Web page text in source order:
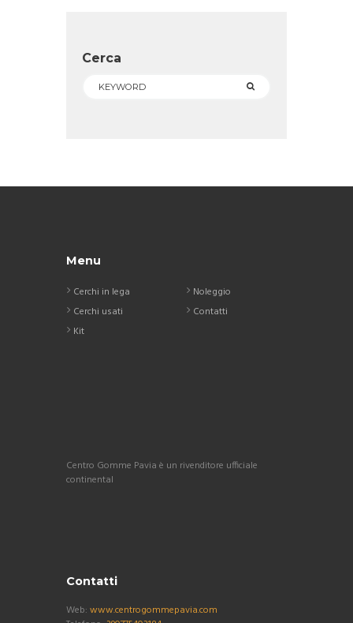
Cerca
Menu
Cerchi in lega
Cerchi usati
Kit
Noleggio
Contatti
Centro Gomme Pavia è un rivenditore ufficiale
continental
Contatti
Web: www.centrogommepavia.com